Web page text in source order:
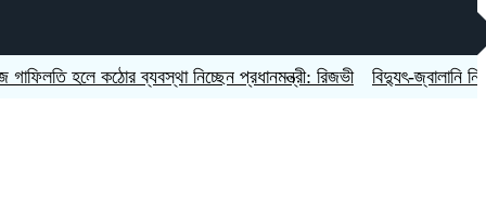
হলে কঠোর ব্যবস্থা নিচ্ছেন প্রধানমন্ত্রী: রিজভী বিদ্যুৎ-জ্বালানি নিয়ে